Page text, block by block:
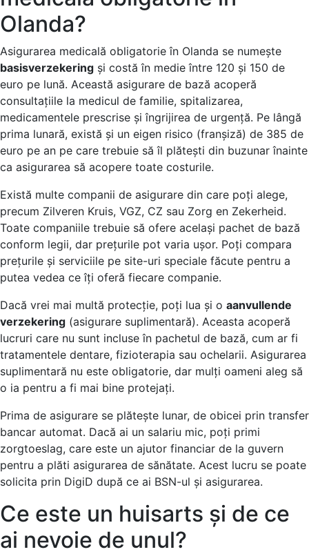
Olanda?
Asigurarea medicală obligatorie în Olanda se numește
basisverzekering și costă în medie între 120 și 150 de
euro pe lună. Această asigurare de bază acoperă
consultațiile la medicul de familie, spitalizarea,
medicamentele prescrise și îngrijirea de urgență. Pe lângă
prima lunară, există și un eigen risico (franșiză) de 385 de
euro pe an pe care trebuie să îl plătești din buzunar înainte
ca asigurarea să acopere toate costurile.
Există multe companii de asigurare din care poți alege,
precum Zilveren Kruis, VGZ, CZ sau Zorg en Zekerheid.
Toate companiile trebuie să ofere același pachet de bază
conform legii, dar prețurile pot varia ușor. Poți compara
prețurile și serviciile pe site-uri speciale făcute pentru a
putea vedea ce îți oferă fiecare companie.
Dacă vrei mai multă protecție, poți lua și o aanvullende
verzekering (asigurare suplimentară). Aceasta acoperă
lucruri care nu sunt incluse în pachetul de bază, cum ar fi
tratamentele dentare, fizioterapia sau ochelarii. Asigurarea
suplimentară nu este obligatorie, dar mulți oameni aleg să
o ia pentru a fi mai bine protejați.
Prima de asigurare se plătește lunar, de obicei prin transfer
bancar automat. Dacă ai un salariu mic, poți primi
zorgtoeslag, care este un ajutor financiar de la guvern
pentru a plăti asigurarea de sănătate. Acest lucru se poate
solicita prin DigiD după ce ai BSN-ul și asigurarea.
Ce este un huisarts și de ce
ai nevoie de unul?